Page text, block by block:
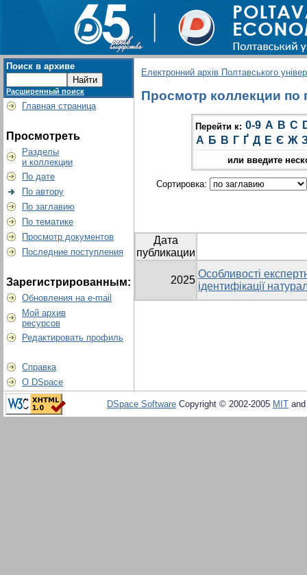
Поиск в архиве
Расширенный поиск
Главная страница
Просмотреть
Разделы
и коллекции
По дате
По автору
По заглавию
По тематике
Просмотр документов
Последние поступления
Зарегистрированным:
Обновления на e-mail
Мой архив
ресурсов
Редактировать профиль
Справка
О DSpace
Електронний архів Полтавського
Просмотр коллекции по
Перейти к: 0-9 A B C
А Б В Г Ґ Д Е Є Ж
или введите
Сортировка:
Дата
публикации
2025
Особливості
ідентифікації
DSpace Software Copyright © 2002-2005 MIT